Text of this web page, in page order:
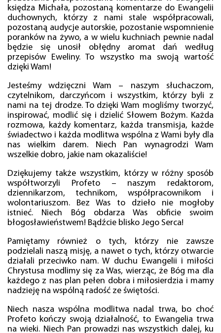
księdza Michała, pozostaną komentarze do Ewangelii
duchownych, którzy z nami stale współpracowali,
pozostaną audycje autorskie, pozostanie wspomnienie
poranków na żywo, a w wielu kuchniach pewnie nadal
będzie się unosił obłędny aromat dań według
przepisów Eweliny. To wszystko ma swoją wartość
dzięki Wam!
Jesteśmy wdzięczni Wam – naszym słuchaczom,
czytelnikom, darczyńcom i wszystkim, którzy byli z
nami na tej drodze. To dzięki Wam mogliśmy tworzyć,
inspirować, modlić się i dzielić Słowem Bożym. Każda
rozmowa, każdy komentarz, każda transmisja, każde
świadectwo i każda modlitwa wspólna z Wami były dla
nas wielkim darem. Niech Pan wynagrodzi Wam
wszelkie dobro, jakie nam okazaliście!
Dziękujemy także wszystkim, którzy w różny sposób
współtworzyli Profeto – naszym redaktorom,
dziennikarzom, technikom, współpracownikom i
wolontariuszom. Bez Was to dzieło nie mogłoby
istnieć. Niech Bóg obdarza Was obficie swoim
błogosławieństwem! Bądźcie blisko Jego Serca!
Pamiętamy również o tych, którzy nie zawsze
podzielali naszą misję, a nawet o tych, którzy otwarcie
działali przeciwko nam. W duchu Ewangelii i miłości
Chrystusa modlimy się za Was, wierząc, że Bóg ma dla
każdego z nas plan pełen dobra i miłosierdzia i mamy
nadzieję na wspólną radość ze świętości.
Niech nasza wspólna modlitwa nadal trwa, bo choć
Profeto kończy swoją działalność, to Ewangelia trwa
na wieki. Niech Pan prowadzi nas wszystkich dalej, ku